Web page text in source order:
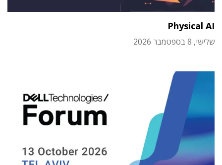
Physical AI
שלישי, 8 בספטמבר 2026